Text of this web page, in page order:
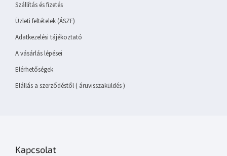
Szállítás és fizetés
Üzleti feltételek (ÁSZF)
Adatkezelési tájékoztató
A vásárlás lépései
Elérhetőségek
Elállás a szerződéstől ( áruvisszaküldés )
Kapcsolat